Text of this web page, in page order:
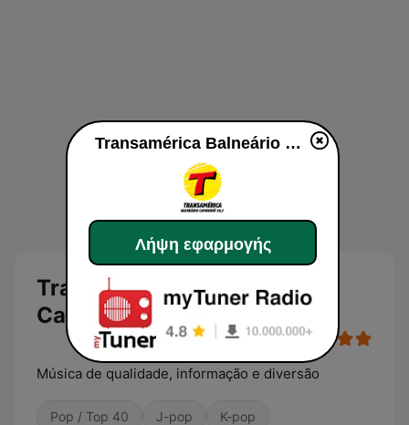
Transamérica Balneário
Camboriú 99.7 FM
Música de qualidade, informação e diversão
Pop / Top 40 J-pop K-pop
Transamérica Balneário Camboriú 99.7 FM
Λήψη εφαρμογής